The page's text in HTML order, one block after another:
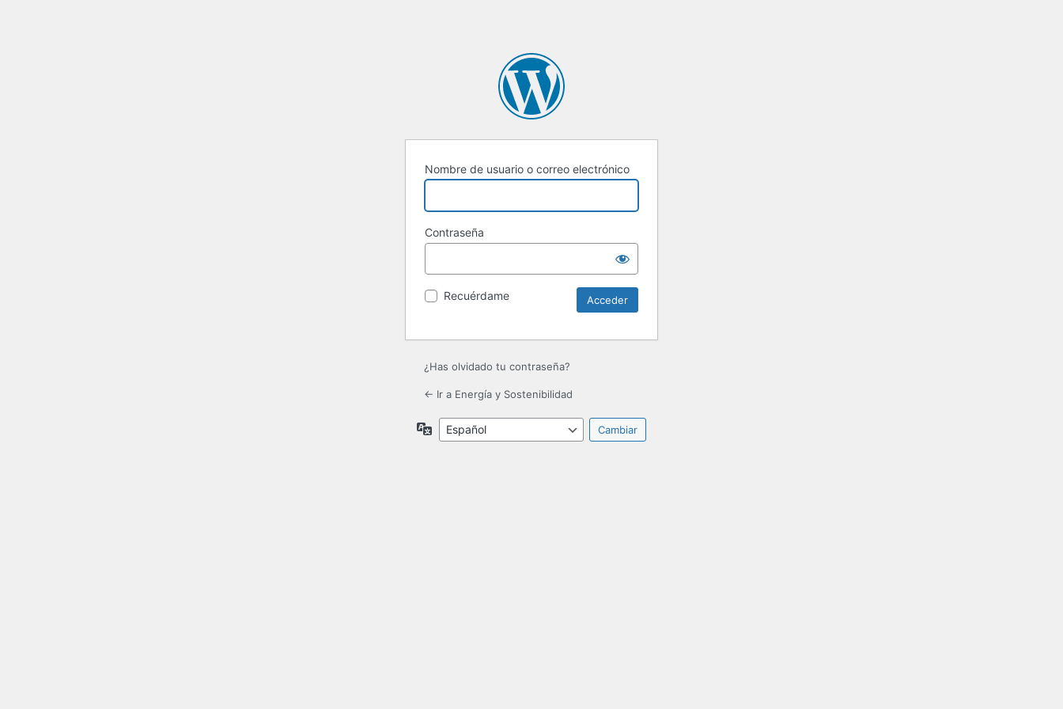
Nombre de usuario o correo electrónico
Contraseña
Recuérdame
¿Has olvidado tu contraseña?
← Ir a Energía y Sostenibilidad
Idioma